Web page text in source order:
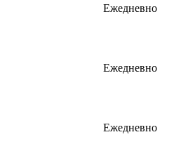
Ежедневно
Ежедневно
Ежедневно